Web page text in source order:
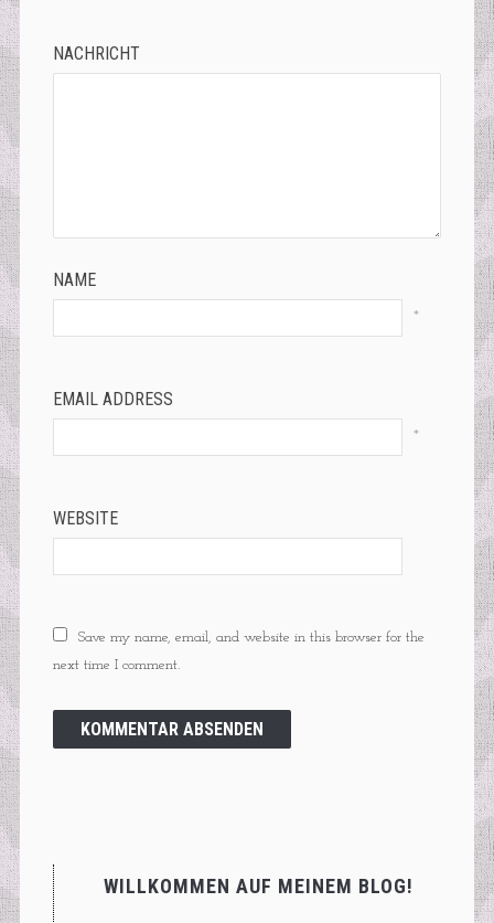
NACHRICHT
NAME
*
EMAIL ADDRESS
*
WEBSITE
Save my name, email, and website in this browser for the
next time I comment.
WILLKOMMEN AUF MEINEM BLOG!